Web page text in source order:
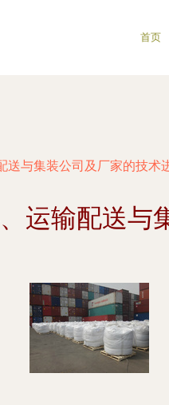
首页
送与集装公司及厂家的技术
运输配送与